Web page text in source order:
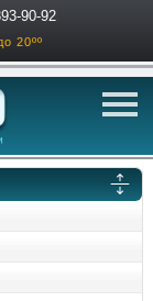
90-92
20ºº